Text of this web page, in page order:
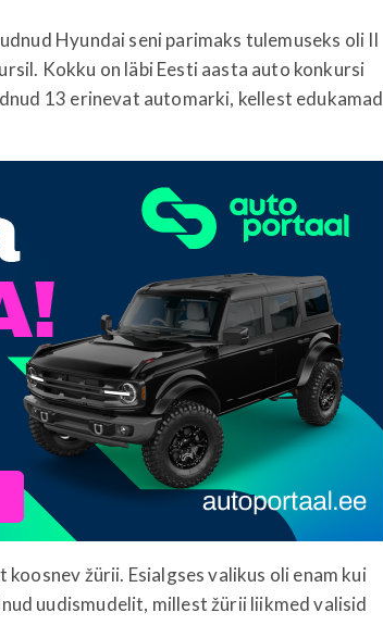
Hyundai seni parimaks tulemuseks oli II
Kokku on läbi Eesti aasta auto konkursi
13 erinevat automarki, kellest edukamad
žürii. Esialgses valikus oli enam kui
uudismudelit, millest žürii liikmed valisid